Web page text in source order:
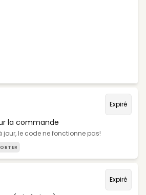
Expiré
la commande
jour, le code ne fonctionne pas!
Expiré